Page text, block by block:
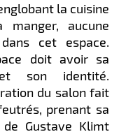
la cuisine
aucune
cet espace.
doit avoir sa
son identité.
du salon fait
prenant sa
Gustave Klimt